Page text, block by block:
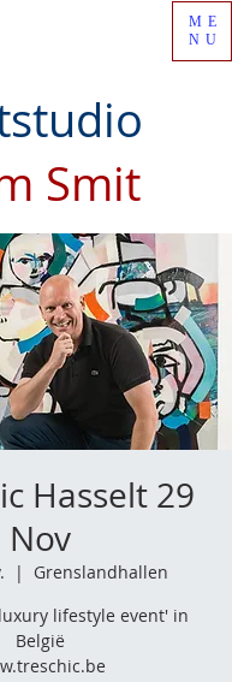
Smit
ME
NU
Hasselt 29
Nov
  |
Grenslandhallen
lifestyle event' in
België